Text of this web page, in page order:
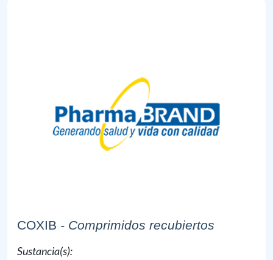
COXIB - Comprimidos recubiertos
Sustancia(s):